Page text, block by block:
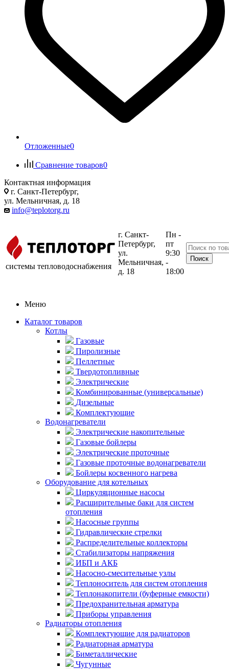
Отложенные0
Сравнение товаров0
Контактная информация
г. Санкт-Петербург,
ул. Мельничная, д. 18
info@teplotorg.ru
системы тепловодоснабжения
г. Санкт-
Петербург,
ул.
Мельничная,
д. 18
Пн -
пт
9:30
-
18:00
Меню
Каталог товаров
Котлы
Газовые
Пиролизные
Пеллетные
Твердотопливные
Электрические
Комбинированные (универсальные)
Дизельные
Комплектующие
Водонагреватели
Электрические накопительные
Газовые бойлеры
Электрические проточные
Газовые проточные водонагреватели
Бойлеры косвенного нагрева
Оборудование для котельных
Циркуляционные насосы
Расширительные баки для систем
отопления
Насосные группы
Гидравлические стрелки
Распределительные коллекторы
Стабилизаторы напряжения
ИБП и АКБ
Насосно-смесительные узлы
Теплоноситель для систем отопления
Теплонакопители (буферные емкости)
Предохранительная арматура
Приборы управления
Радиаторы отопления
Комплектующие для радиаторов
Радиаторная арматура
Биметаллические
Чугунные